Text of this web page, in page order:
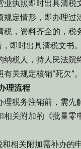
执照即时出具清税
情形，即办理过
，资料齐全的，
即时出具清税文书。
人，持人民法院
关规定核销“死欠”。
理流程
务注销前，需先
关附加的《批量零
关附加需补办的申